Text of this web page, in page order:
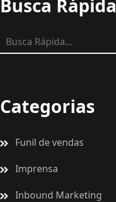
Busca Rápida
Categorias
Funil de vendas
Imprensa
Inbound Marketing